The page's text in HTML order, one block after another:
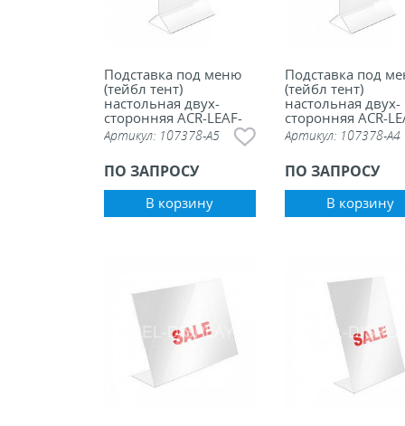
Подставка под меню
(тейбл тент)
настольная двух-
сторонняя ACR-LEAF-
M, А5
Артикул: 107378-А5
ПО ЗАПРОСУ
В корзину
Подставка под
(тейбл тент)
настольная двух-
сторонняя ACR-
M, А4
Артикул: 107378-А4
ПО ЗАПРОСУ
В корзину